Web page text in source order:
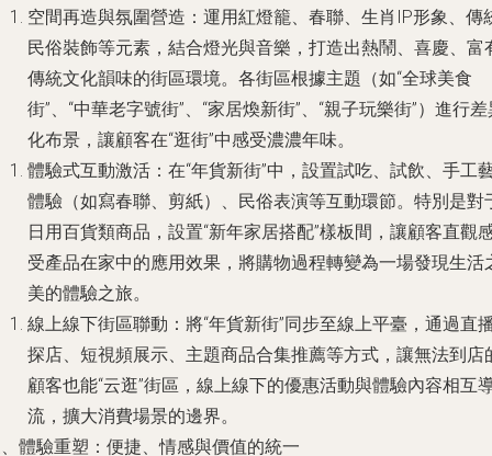
空間再造與氛圍營造 ：運用紅燈籠、春聯、生肖IP形象、傳
民俗裝飾等元素，結合燈光與音樂，打造出熱鬧、喜慶、富
傳統文化韻味的街區環境。各街區根據主題（如“全球美食
街”、“中華老字號街”、“家居煥新街”、“親子玩樂街”）進行
化布景，讓顧客在“逛街”中感受濃濃年味。
體驗式互動激活 ：在“年貨新街”中，設置試吃、試飲、手工
體驗（如寫春聯、剪紙）、民俗表演等互動環節。特別是對
日用百貨類商品，設置“新年家居搭配”樣板間，讓顧客直觀
受產品在家中的應用效果，將購物過程轉變為一場發現生活
美的體驗之旅。
線上線下街區聯動 ：將“年貨新街”同步至線上平臺，通過直
探店、短視頻展示、主題商品合集推薦等方式，讓無法到店
顧客也能“云逛”街區，線上線下的優惠活動與體驗內容相互
流，擴大消費場景的邊界。
體驗重塑：便捷、情感與價值的統一